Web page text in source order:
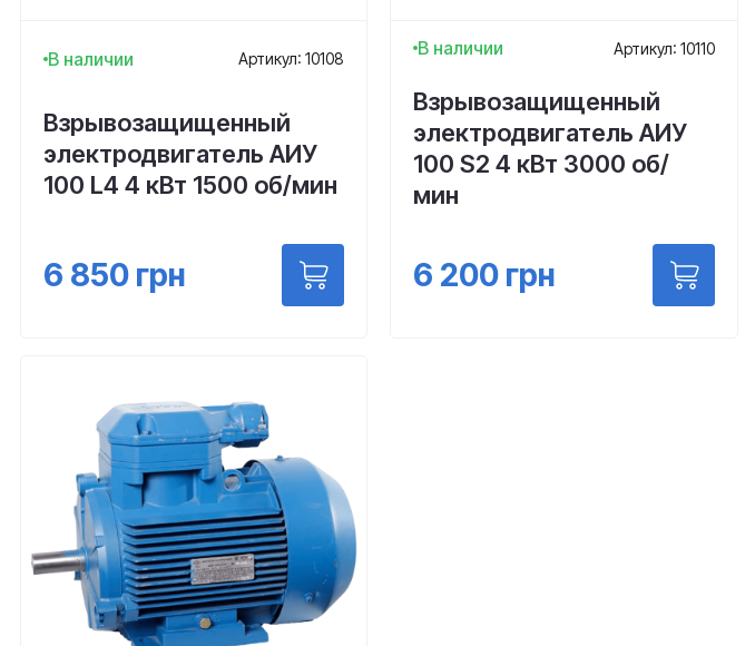
В наличии Артикул: 10108
Взрывозащищенный
электродвигатель АИУ
100 L4 4 кВт 1500 об/мин
6 850грн
В наличии Артикул: 10110
Взрывозащищенный
электродвигатель АИУ
100 S2 4 кВт 3000 об/
мин
6 200 грн